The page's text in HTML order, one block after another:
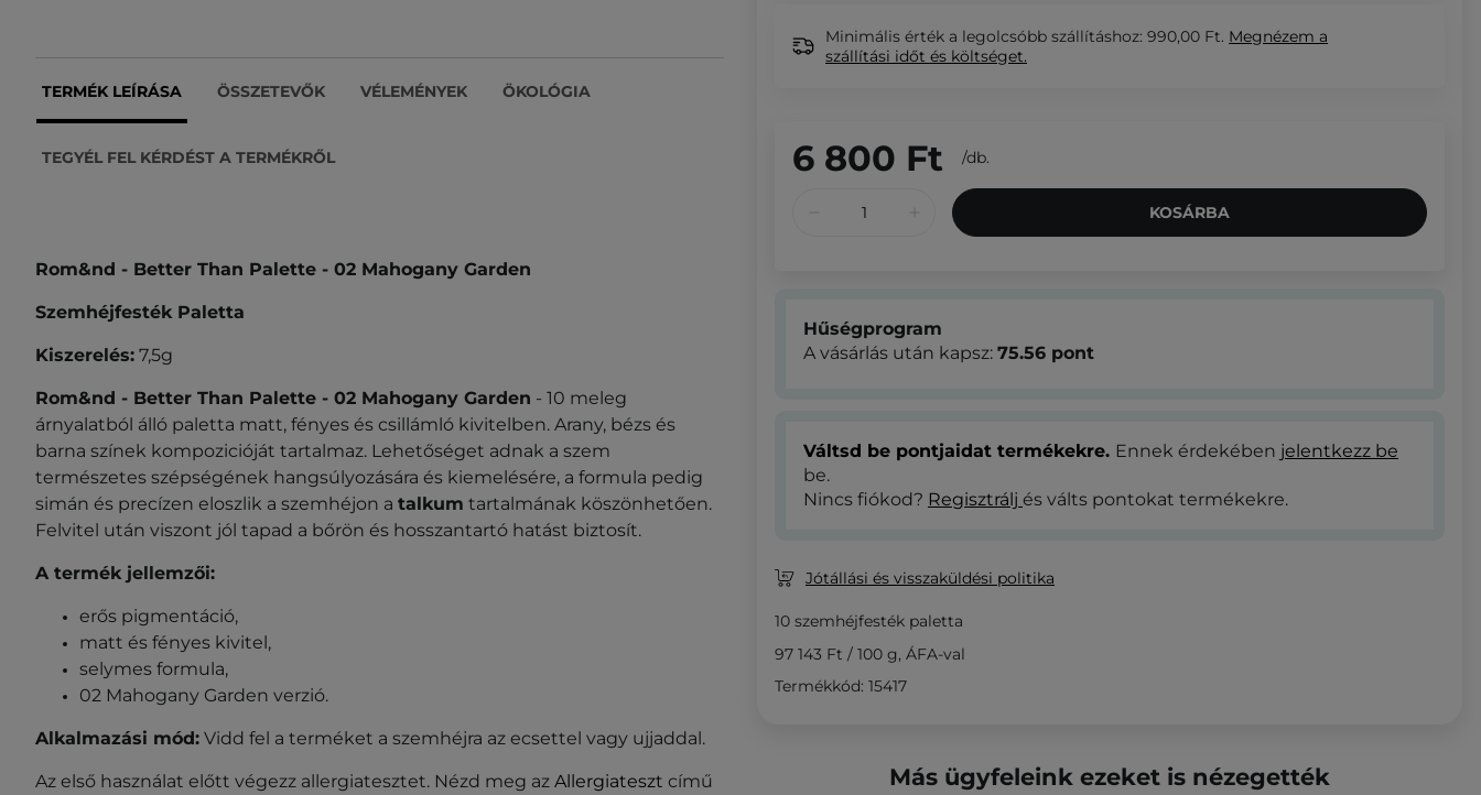
TERMÉK LEÍRÁSA ÖSSZETEVŐK VÉLEMÉNYEK ÖKOLÓGIA
TEGYÉL FEL KÉRDÉST A TERMÉKRŐL
Rom&nd - Better Than Palette - 02 Mahogany Garden
Szemhéjfesték Paletta
Kiszerelés: 7,5g
Rom&nd - Better Than Palette - 02 Mahogany Garden - 10 meleg
árnyalatból álló paletta matt, fényes és csillámló kivitelben. Arany, bézs és
barna színek kompozicióját tartalmaz. Lehetőséget adnak a szem
természetes szépségének hangsúlyozására és kiemelésére, a formula pedig
simán és precízen eloszlik a szemhéjon a talkum tartalmának köszönhetően.
Felvitel után viszont jól tapad a bőrön és hosszantartó hatást biztosít.
A termék jellemzői:
erős pigmentáció,
matt és fényes kivitel,
selymes formula,
02 Mahogany Garden verzió.
Alkalmazási mód: Vidd fel a terméket a szemhéjra az ecsettel vagy ujjaddal.
Az első használat előtt végezz allergiatesztet. Nézd meg az Allergiateszt című
Minimális érték a legolcsóbb szállításhoz: 990,00 Ft. Megnézem a
szállítási időt és költséget.
6 800 Ft /db.
KOSÁRBA
Hűségprogram
A vásárlás után kapsz: 75.56 pont
Váltsd be pontjaidat termékekre. Ennek érdekében jelentkezz be
be.
Nincs fiókod? Regisztrálj és válts pontokat termékekre.
Jótállási és visszaküldési politika
10 szemhéjfesték paletta
97 143 Ft / 100 g, ÁFA-val
Termékkód: 15417
Más ügyfeleink ezeket is nézegették